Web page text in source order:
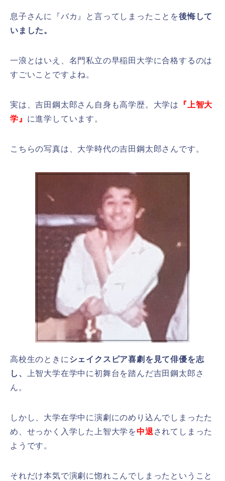
息子さんに『バカ』と言ってしまったことを後悔して
いました。
一浪とはいえ、名門私立の早稲田大学に合格するのは
すごいことですよね。
実は、吉田鋼太郎さん自身も高学歴。大学は
『上智大
学』 に進学しています。
こちらの写真は、大学時代の吉田鋼太郎さんです。
高校生のときに シェイクスピア喜劇を見て俳優を志
し、
上智大学在学中に初舞台を踏んだ吉田鋼太郎さ
ん。
しかし、大学在学中に演劇にのめり込んでしまったた
め、せっかく入学した上智大学を中退 されてしまった
ようです。
それだけ本気で演劇に惚れこんでしまったということ